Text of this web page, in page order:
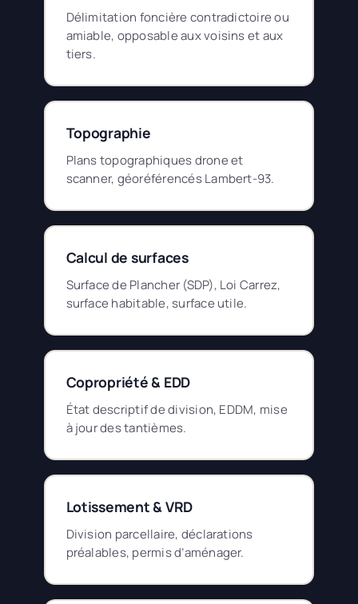
Délimitation foncière contradictoire ou
amiable, opposable aux voisins et aux
tiers.
Topographie
Plans topographiques drone et
scanner, géoréférencés Lambert-93.
Calcul de surfaces
Surface de Plancher (SDP), Loi Carrez,
surface habitable, surface utile.
Copropriété & EDD
État descriptif de division, EDDM, mise
à jour des tantièmes.
Lotissement & VRD
Division parcellaire, déclarations
préalables, permis d’aménager.